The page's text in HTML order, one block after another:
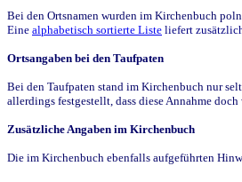
Bei den Ortsnamen wurden im Kirchenbuch
Eine alphabetisch sortierte Liste liefert
Ortsangaben bei den Taufpaten
Bei den Taufpaten stand im Kirchenbuch nur
allerdings festgestellt, dass diese Annahme
Zusätzliche Angaben im Kirchenbuch
Die im Kirchenbuch ebenfalls aufgeführten